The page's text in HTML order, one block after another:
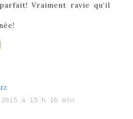
Vraiment ravie qu’il
2015 à 15 h 16 min